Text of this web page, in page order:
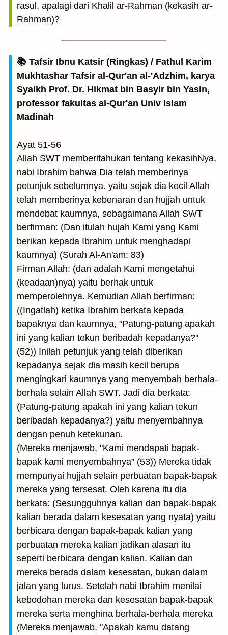
rasul, apalagi dari Khalil ar-Rahman (kekasih ar-
Rahman)?
📚 Tafsir Ibnu Katsir (Ringkas) / Fathul Karim
Mukhtashar Tafsir al-Qur'an al-'Adzhim, karya
Syaikh Prof. Dr. Hikmat bin Basyir bin Yasin,
professor fakultas al-Qur'an Univ Islam
Madinah
Ayat 51-56
Allah SWT memberitahukan tentang kekasihNya,
nabi Ibrahim bahwa Dia telah memberinya
petunjuk sebelumnya. yaitu sejak dia kecil Allah
telah memberinya kebenaran dan hujjah untuk
mendebat kaumnya, sebagaimana Allah SWT
berfirman: (Dan itulah hujah Kami yang Kami
berikan kepada Ibrahim untuk menghadapi
kaumnya) (Surah Al-An'am: 83)
Firman Allah: (dan adalah Kami mengetahui
(keadaan)nya) yaitu berhak untuk
memperolehnya. Kemudian Allah berfirman:
((Ingatlah) ketika Ibrahim berkata kepada
bapaknya dan kaumnya, "Patung-patung apakah
ini yang kalian tekun beribadah kepadanya?"
(52)) Inilah petunjuk yang telah diberikan
kepadanya sejak dia masih kecil berupa
mengingkari kaumnya yang menyembah berhala-
berhala selain Allah SWT. Jadi dia berkata:
(Patung-patung apakah ini yang kalian tekun
beribadah kepadanya?) yaitu menyembahnya
dengan penuh ketekunan.
(Mereka menjawab, "Kami mendapati bapak-
bapak kami menyembahnya” (53)) Mereka tidak
mempunyai hujjah selain perbuatan bapak-bapak
mereka yang tersesat. Oleh karena itu dia
berkata: (Sesungguhnya kalian dan bapak-bapak
kalian berada dalam kesesatan yang nyata) yaitu
berbicara dengan bapak-bapak kalian yang
perbuatan mereka kalian jadikan alasan itu
seperti berbicara dengan kalian. Kalian dan
mereka berada dalam kesesatan, bukan dalam
jalan yang lurus. Setelah nabi Ibrahim menilai
kebodohan mereka dan kesesatan bapak-bapak
mereka serta menghina berhala-berhala mereka
(Mereka menjawab, "Apakah kamu datang